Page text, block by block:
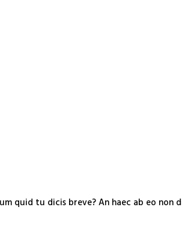
quid tu dicis breve? An haec ab eo non